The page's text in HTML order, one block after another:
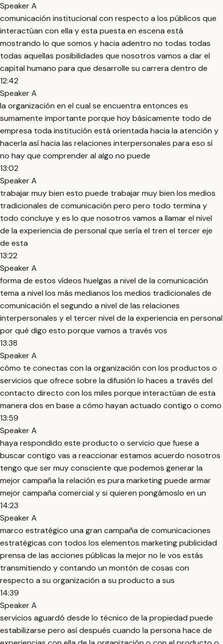
Speaker A
comunicación institucional con respecto a los públicos que
interactúan con ella y esta puesta en escena está
mostrando lo que somos y hacia adentro no todas todas
todas aquellas posibilidades que nosotros vamos a dar el
capital humano para que desarrolle su carrera dentro de
12:42
Speaker A
la organización en el cual se encuentra entonces es
sumamente importante porque hoy básicamente todo de
empresa toda institución está orientada hacia la atención y
hacerla así hacia las relaciones interpersonales para eso sí
no hay que comprender al algo no puede
13:02
Speaker A
trabajar muy bien esto puede trabajar muy bien los medios
tradicionales de comunicación pero pero todo termina y
todo concluye y es lo que nosotros vamos a llamar el nivel
de la experiencia de personal que sería el tren el tercer eje
de esta
13:22
Speaker A
forma de estos vídeos huelgas a nivel de la comunicación
tema a nivel los más medianos los medios tradicionales de
comunicación el segundo a nivel de las relaciones
interpersonales y el tercer nivel de la experiencia en personal
por qué digo esto porque vamos a través vos
13:38
Speaker A
cómo te conectas con la organización con los productos o
servicios que ofrece sobre la difusión lo haces a través del
contacto directo con los miles porque interactúan de esta
manera dos en base a cómo hayan actuado contigo o como
13:59
Speaker A
haya respondido este producto o servicio que fuese a
buscar contigo vas a reaccionar estamos acuerdo nosotros
tengo que ser muy consciente que podemos generar la
mejor campaña la relación es pura marketing puede armar
mejor campaña comercial y si quieren pongámoslo en un
14:23
Speaker A
marco estratégico una gran campaña de comunicaciones
estratégicas con todos los elementos marketing publicidad
prensa de las acciones públicas la mejor no le vos estás
transmitiendo y contando un montón de cosas con
respecto a su organización a su producto a sus
14:39
Speaker A
servicios aguardó desde lo técnico de la propiedad puede
estabilizarse pero así después cuando la persona hace de